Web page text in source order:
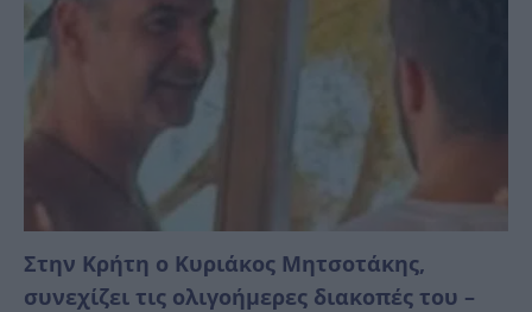
Στην Κρήτη ο Κυριάκος Μητσοτάκης,
συνεχίζει τις ολιγοήμερες διακοπές του –